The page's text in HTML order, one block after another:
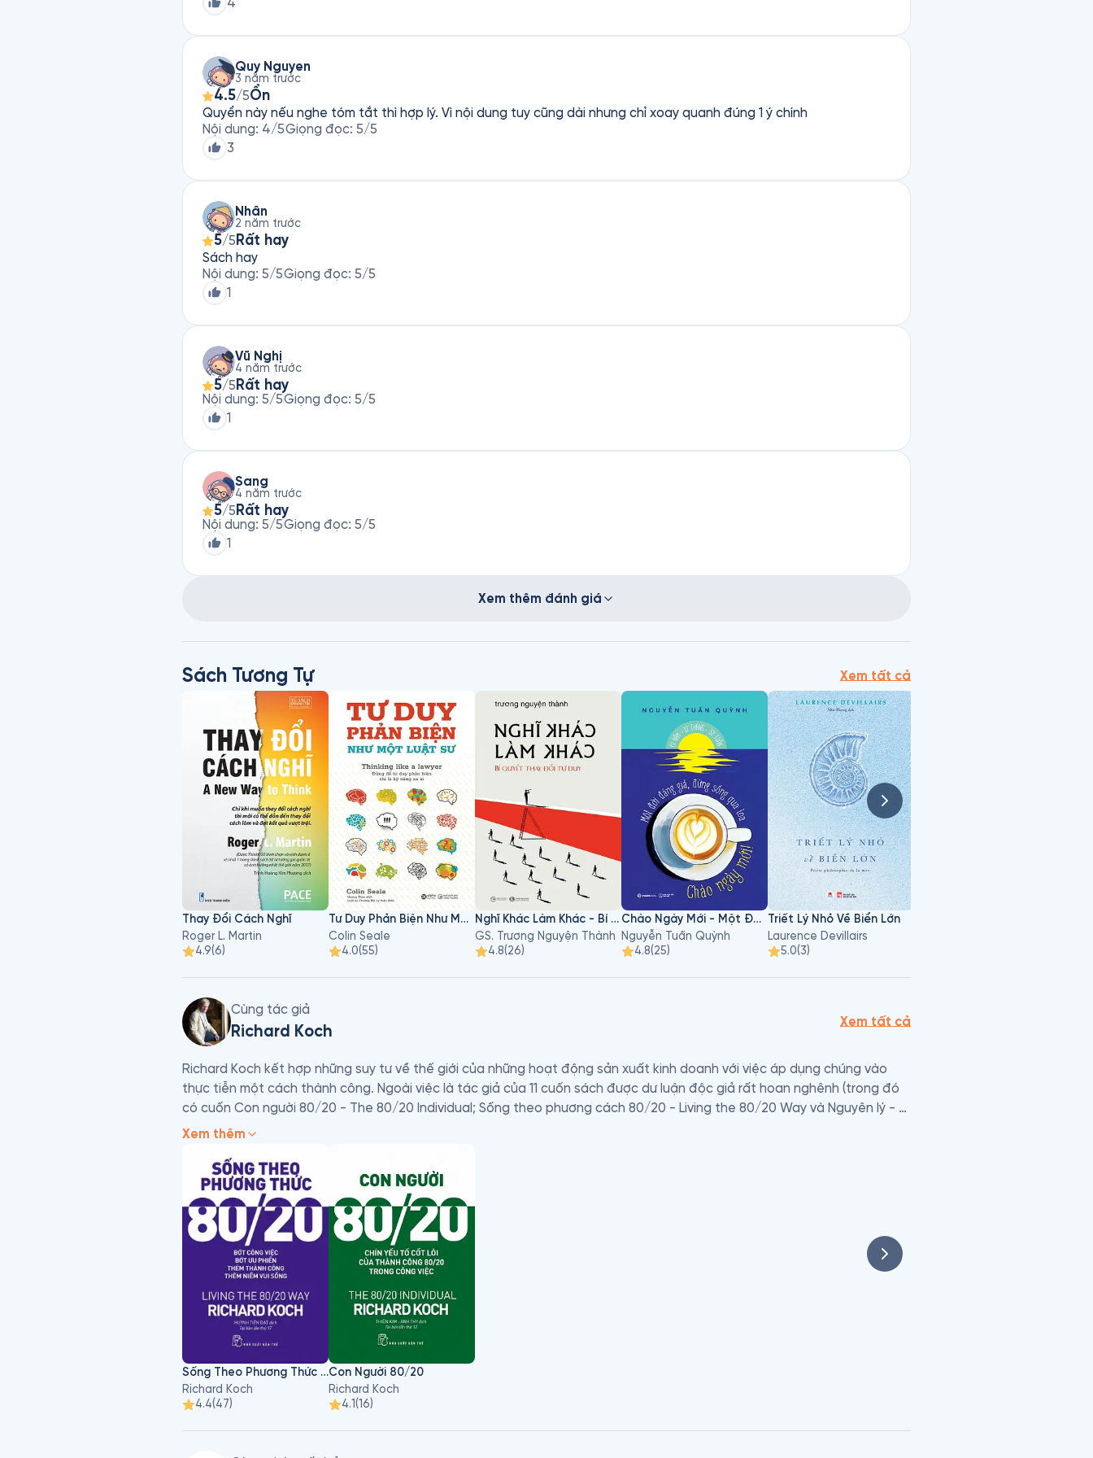
4
Quy Nguyen
3 năm trước
4.5/5Ổn
Quyển này nếu nghe tóm tắt thì hợp lý. Vì nội dung tuy cũng dài nhưng chỉ xoay quanh đúng 1 ý chính
Nội dung: 4/5Giọng đọc: 5/5
3
Nhân
2 năm trước
5/5 Rất hay
Sách hay
Nội dung: 5/5Giọng đọc: 5/5
1
Vũ Nghị
4 năm trước
5/5 Rất hay
Nội dung: 5/5Giọng đọc: 5/5
1
Sang
4 năm trước
5/5 Rất hay
Nội dung: 5/5Giọng đọc: 5/5
1
Xem thêm đánh giá
Sách Tương Tự Xem tất cả
Thay Đổi Cách Nghĩ
Roger L. Martin
4.9(6)
Tư Duy Phản Biện Như Một Luật Sư
Colin Seale
4.0(55)
Nghĩ Khác Làm Khác - Bí Quyết Thay Đổi Tư Duy
GS. Trương Nguyện Thành
4.8(26)
Chào Ngày Mới - Một Đời Đáng Giá Đừng Sống Qua Loa
Nguyễn Tuấn Quỳnh
4.8(25)
Triết Lý Nhỏ Về Biển Lớn
Laurence Devillairs
5.0(3)
Cùng tác giả
Richard Koch
Xem tất cả
Richard Koch kết hợp những suy tư về thế giới của những hoạt động sản xuất kinh doanh với việc áp dụng chúng vào
thực tiễn một cách thành công. Ngoài việc là tác giả của 11 cuốn sách được dư luận độc giả rất hoan nghênh (trong đó
có cuốn Con người 80/20 - The 80/20 Individual; Sống theo phương cách 80/20 - Living the 80/20 Way và Nguyên lý -
The 80/20 Principle, cũng do Nicholas Brealey xuất bản), ông còn là một “nhà doanh nghiệp đa năng”, thu về được
tính dạng sổ tay, nhà hàng, rượu gin, và đầu tư vào công nghệ cao.
Trước khi chuyên tâm vào việc kiếm tiền, ông từng là một người cộng sự với một công ty tư vấn của Mỹ là Bain & Co và là
đồng sáng lập của LEK Partnership, một “cửa hiệu cao cấp” về chiến lược doanh thương thành công nhất thế giới trong
những năm 1980. Ông hiện là giám đốc không tham gia điều hành của bốn công ty được niêm yết trên thị trường chứng
khoán và là chuyên gia tư vấn cho những tập đoàn vốn đầu cơ ở Vương quốc Anh và Nam Phi. Hiện tại ông cũng là giám
đốc kiêm nhà đầu tư của Better và tham gia tư vấn cho các tập đoàn cổ phần tư nhân ở Vương quốc Anh và Nam Phi.
Xem thêm
Sống Theo Phương Thức 80/20
Richard Koch
4.4(47)
Con Người 80/20
Richard Koch
4.1(16)